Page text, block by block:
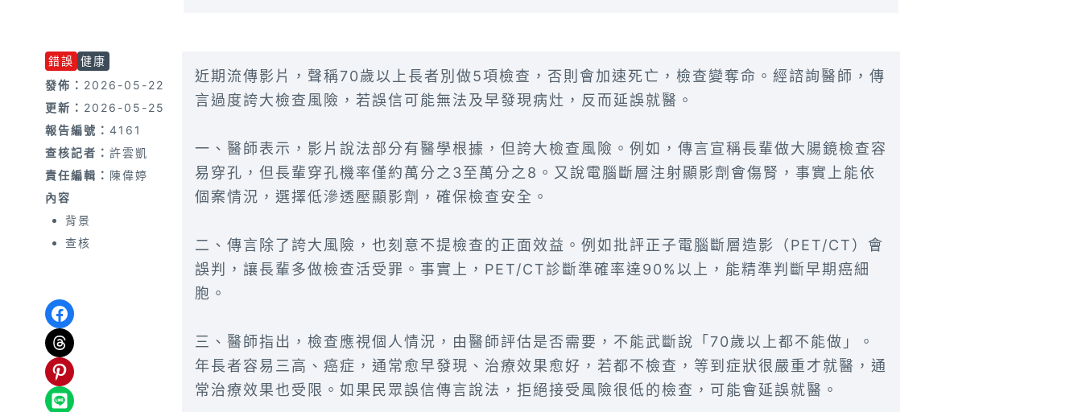
錯誤 健康
發佈： 2026-05-22
更新： 2026-05-25
報告編號： 4161
查核記者： 許雲凱
責任編輯： 陳偉婷
內容
背景
查核
Share on Facebook
Share on Threads
Share on Pinterest
Share on LINE
近期流傳影片，聲稱70歲以上長者別做5項檢查，否則會加速死亡，檢查變奪命。經諮詢醫師，傳
言過度誇大檢查風險，若誤信可能無法及早發現病灶，反而延誤就醫。
一、醫師表示，影片說法部分有醫學根據，但誇大檢查風險。例如，傳言宣稱長輩做大腸鏡檢查容
易穿孔，但長輩穿孔機率僅約萬分之3至萬分之8。又說電腦斷層注射顯影劑會傷腎，事實上能依
個案情況，選擇低滲透壓顯影劑，確保檢查安全。
二、傳言除了誇大風險，也刻意不提檢查的正面效益。例如批評正子電腦斷層造影（PET/CT）會
誤判，讓長輩多做檢查活受罪。事實上，PET/CT診斷準確率達90%以上，能精準判斷早期癌細
胞。
三、醫師指出，檢查應視個人情況，由醫師評估是否需要，不能武斷說「70歲以上都不能做」。
年長者容易三高、癌症，通常愈早發現、治療效果愈好，若都不檢查，等到症狀很嚴重才就醫，通
常治療效果也受限。如果民眾誤信傳言說法，拒絕接受風險很低的檢查，可能會延誤就醫。